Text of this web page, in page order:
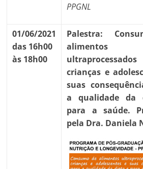
PPGNL
01/06/2021
das 16h00
às 18h00
Palestra:
alimentos
crianças e
suas
a qualidade da
para a saúde.
pela Dra. Daniela